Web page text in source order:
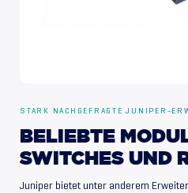
STARK NACHGEFRAGTE JUNIPER-
BELIEBTE
SWITCHES UND
Juniper bietet unter anderem